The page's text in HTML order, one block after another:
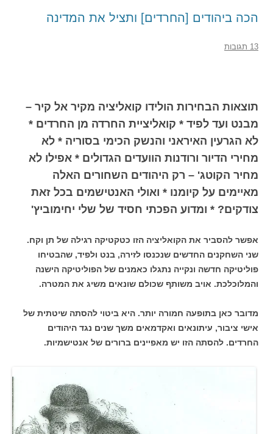
הכה ביהודים [החרדים] ותציל את המדינה
13 תגובות
תוצאות הבחירות הולידו קואליציה מקיר אל קיר –
מבנט ועד לפיד * קואליציית החרדה מן החרדים *
לא הגרעין האיראני והנשק הכימי בסוריה * לא
מחירי הדיור ורודנות הוועדים הגדולים * אפילו לא
מחיר הקוטג' – רק היהודים השחורים האלה
מאיימים על קיומנו * ואולי האנטישמים בכל זאת
צודקים? * ומדוע הפכתי חסיד של שלי יחימוביץ'
אפשר להסביר את הקואליציה הזו כטקטיקה רגילה של תן וקח.
שני השחקנים החדשים שנכנסו לזירה, בנט ולפיד, שהבטיחו
פוליטיקה חדשה ונקייה נתגלו כאמנים של הפוליטיקה הישנה
והמלוכלכת. אויב משותף שכולם שונאים משיג את המטרה.
מדובר כאן בתופעה חמורה יותר. היא ביטוי להסתה שיטתית של
אישי ציבור, עיתונאים ואקדמאים משך שנים נגד היהודים
החרדים. להסתה הזו יש מאפיינים ברורים של אנטישמיות.